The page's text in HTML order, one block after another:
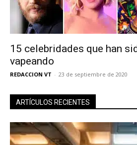
15 celebridades que han
vapeando
REDACCION VT - 23 de septiembre de 2020
ARTÍCULOS RECIENTES